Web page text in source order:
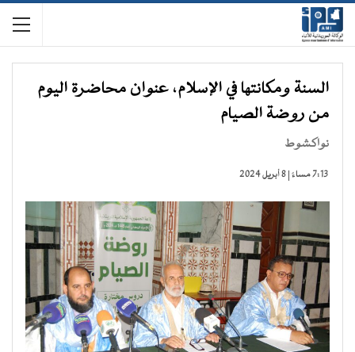
السنة ومكانتها في الإسلام، عنوان محاضرة اليوم
من روضة الصيام
نواكشوط
7:13 مساءً | 8 أبريل 2024